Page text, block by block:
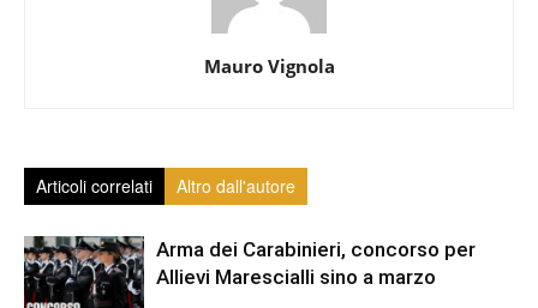
Mauro Vignola
Articoli correlati Altro dall'autore
Arma dei Carabinieri, concorso per
Allievi Marescialli sino a marzo